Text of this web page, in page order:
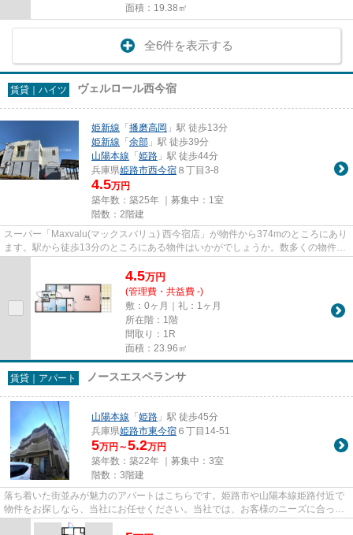
面積：19.38㎡
全6件を表示する
賃貸｜ハイツ ヴェルロール西今宿
姫新線 「播磨高岡 」駅 徒歩13分
姫新線 「余部 」駅 徒歩39分
山陽本線 「姫路 」駅 徒歩44分
兵庫県姫路市西今宿 ８丁目3-8
4.5万円
築年数：築25年 ｜募集中： 1室
階数：2階建
スーパー「Maxvalu(マックスバリュ) 西今宿店」が物件から374mのところにあり
ます。駅から徒歩13分のところにある物件はいかがでしょうか。数多くの物件を
ご用意しております。お客様...
4.5万円
(管理費・共益費 -)
敷：0ヶ月｜礼：1ヶ月
所在階：1階
間取り：1R
面積：23.96㎡
賃貸｜アパート ノースエスペランサ
山陽本線 「姫路 」駅 徒歩45分
兵庫県姫路市東今宿 ６丁目14-51
5万円～5.2万円
築年数：築22年 ｜募集中： 3室
階数：3階建
落ち着いた街並みが魅力のアパートはこちらです。姫路市や山陽本線姫路付近で
物件をお探しなら、当社にお任せください。当社では、お客様のニーズに合った
ステキな物件をご紹介致します。